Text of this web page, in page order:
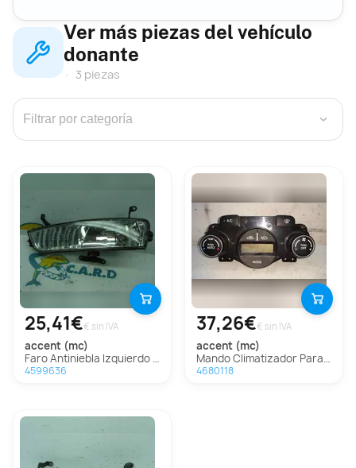
Ver más piezas del vehículo
donante
3 piezas
›
25,41€€ sin IVA
accent (mc)
Faro Antiniebla Izquierdo Para Hyundai Accent
4599636
37,26€€ sin IVA
accent (mc)
Mando Climatizador Para Hyundai Accent
4680118